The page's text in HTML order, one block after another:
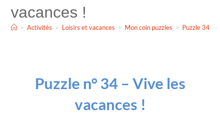
vacances !
> Activités > Loisirs et vacances > Mon coin puzzles > Puzzle 34 –
Puzzle n° 34 – Vive les
vacances !